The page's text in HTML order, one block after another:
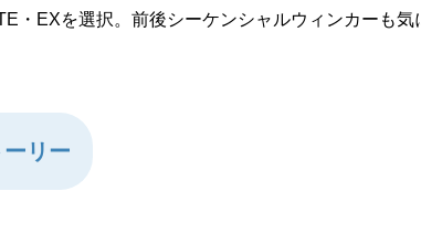
・EXを選択。前後シーケンシャルウィンカーも気
リー